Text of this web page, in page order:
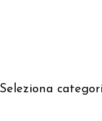
Seleziona